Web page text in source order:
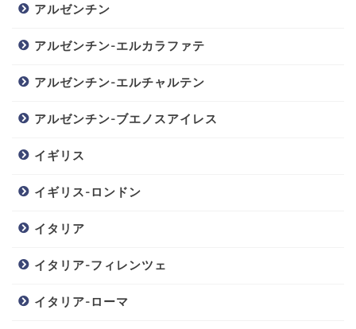
アルゼンチン
アルゼンチン-エルカラファテ
アルゼンチン-エルチャルテン
アルゼンチン-ブエノスアイレス
イギリス
イギリス-ロンドン
イタリア
イタリア-フィレンツェ
イタリア-ローマ